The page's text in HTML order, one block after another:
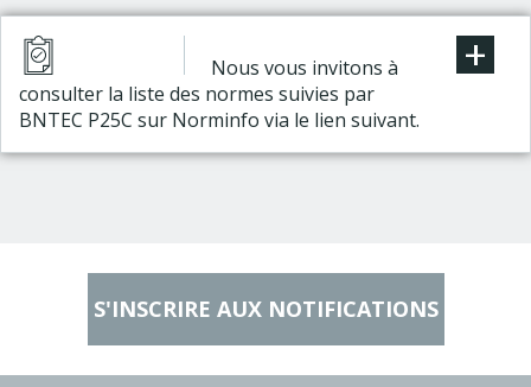
Nous vous invitons à
consulter la liste des normes suivies par
BNTEC P25C sur Norminfo via le lien suivant.
+
S'INSCRIRE AUX NOTIFICATIONS